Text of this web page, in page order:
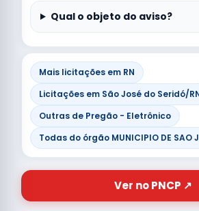
Qual o objeto do aviso?
Mais licitações em RN
Licitações em São José do Seridó/
Outras de Pregão - Eletrônico
Todas do órgão MUNICIPIO DE SAO
Ver no PNCP ↗